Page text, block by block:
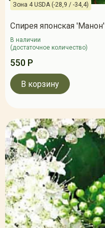
Зона 4 USDA (-28,9 / -34,4)
Спирея японская 'Манон'
В наличии
(достаточное количество)
550 Р
В корзину